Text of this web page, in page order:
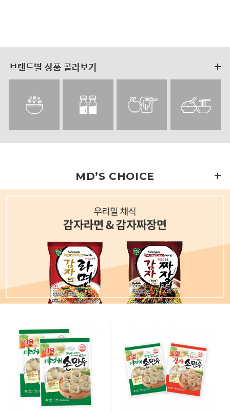
브랜드별 상품 골라보기
MD’S CHOICE